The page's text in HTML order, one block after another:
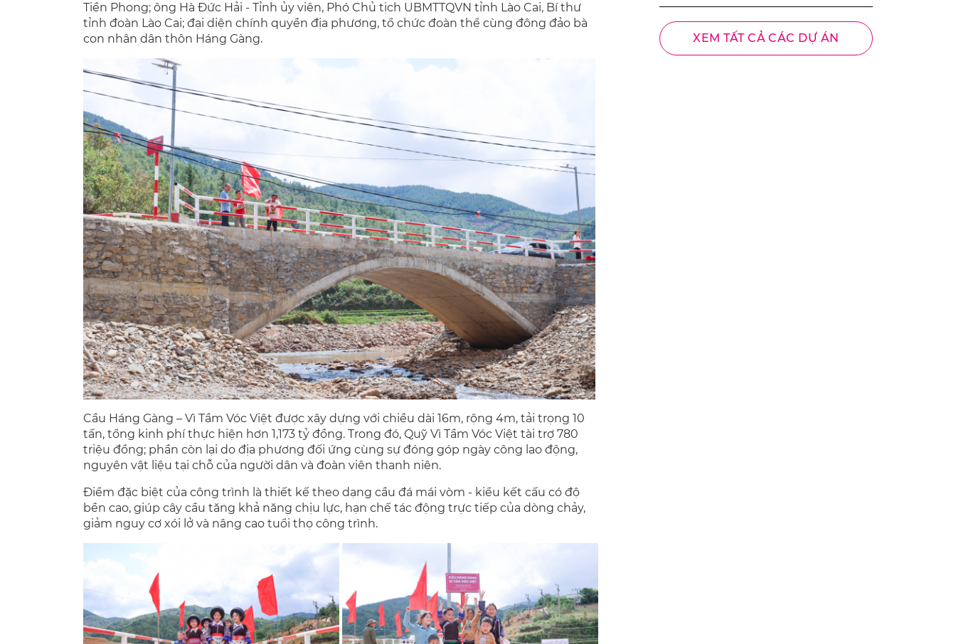
Tiền Phong; ông Hà Đức Hải - Tỉnh ủy viên, Phó Chủ tịch UBMTTQVN tỉnh Lào Cai, Bí thư
tỉnh đoàn Lào Cai; đại diện chính quyền địa phương, tổ chức đoàn thể cùng đông đảo bà
con nhân dân thôn Háng Gàng.
Cầu Háng Gàng – Vì Tầm Vóc Việt được xây dựng với chiều dài 16m, rộng 4m, tải trọng 10
tấn, tổng kinh phí thực hiện hơn 1,173 tỷ đồng. Trong đó, Quỹ Vì Tầm Vóc Việt tài trợ 780
triệu đồng; phần còn lại do địa phương đối ứng cùng sự đóng góp ngày công lao động,
nguyên vật liệu tại chỗ của người dân và đoàn viên thanh niên.
Điểm đặc biệt của công trình là thiết kế theo dạng cầu đá mái vòm - kiểu kết cấu có độ
bền cao, giúp cây cầu tăng khả năng chịu lực, hạn chế tác động trực tiếp của dòng chảy,
giảm nguy cơ xói lở và nâng cao tuổi thọ công trình.
XEM TẤT CẢ CÁC DỰ ÁN